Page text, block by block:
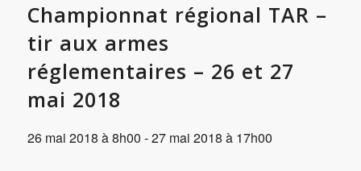
Championnat régional TAR –
tir aux armes
réglementaires – 26 et 27
mai 2018
26 mai 2018 à 8h00 -27 mai 2018 à 17h00